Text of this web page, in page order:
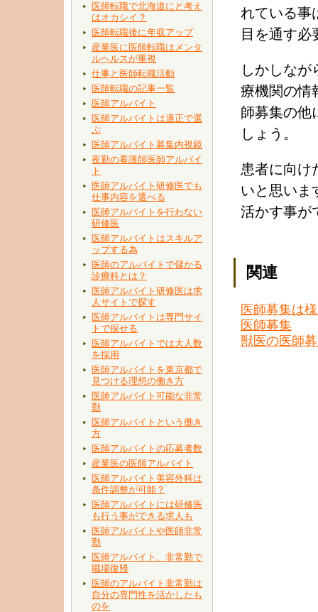
医師転職で北海道にと考え
はオカシイ？
医師転職後に年収アップ
産業医に医師転職はメンタ
ルヘルスが重視
仕事と医師転職活動
医師転職の記事一覧
医師アルバイト
医師アルバイトは適正で選
ぶ
医師アルバイト募集内視鏡
夜勤の看護師医師アルバイ
ト
医師アルバイト研修医でも
仕事内容を選べる
医師アルバイトを行わない
研修医
医師アルバイトはスキルア
ップする為
医師のアルバイトで儲かる
診療科とは？
医師アルバイト研修医は求
人サイトで探す
医師アルバイトは専門サイ
トで探せる
医師アルバイトでは大人数
を採用
医師アルバイトを東京都で
見つける理想の働き方
医師アルバイト可能な非常
勤
医師アルバイトという働き
方
医師アルバイトの応募者数
産業医の医師アルバイト
医師アルバイト美容外科は
条件調整が可能？
医師アルバイトには研修医
も行う事ができる求人も
医師アルバイトや医師非常
勤
医師アルバイト、非常勤で
職場復帰
医師のアルバイト非常勤は
自分の専門性を活かしたも
のを
れている事
目を通す必
しかしな
療機関の情
師募集の他
しょう。
患者に向け
いと思いま
活かす事が
関連
医師募集は
医師募集
獣医の医師